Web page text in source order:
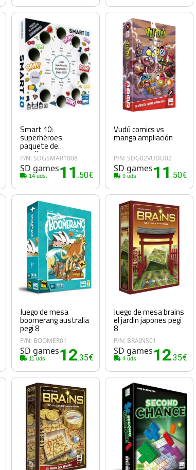
Smart 10:
superhéroes
paquete de
ampliacion
P/N: SDGSMAR1008
SD games
14 uds. 11.50€
Vudú comics vs
manga ampliación
P/N: SDG02VUDU02
SD games
9 uds. 11.50€
Juego de mesa
boomerang australia
pegi 8
P/N: BOOMER01
SD games
11 uds. 12.35€
Juego de mesa brains
el jardin japones pegi
8
P/N: BRAINS01
SD games
4 uds. 12.35€